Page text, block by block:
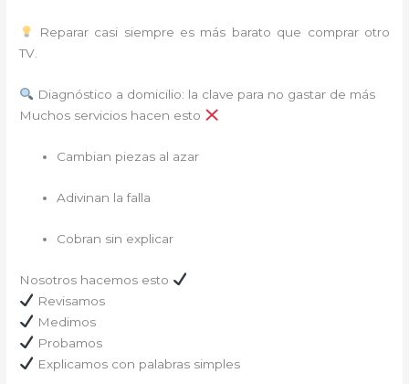
Reparar casi siempre es más barato que comprar otro
TV.
Diagnóstico a domicilio: la clave para no gastar de más
Muchos servicios hacen esto
Cambian piezas al azar
Adivinan la falla
Cobran sin explicar
Nosotros hacemos esto
Revisamos
Medimos
Probamos
Explicamos con palabras simples